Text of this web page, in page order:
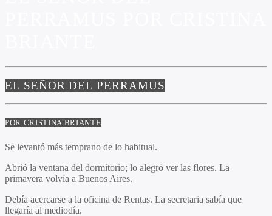
EL SEÑOR DEL PERRAMUS
POR CRISTINA BRIANTE
Se levantó más temprano de lo habitual.
Abrió la ventana del dormitorio; lo alegró ver las flores. La
primavera volvía a Buenos Aires.
Debía acercarse a la oficina de Rentas. La secretaria sabía que
llegaría al mediodía.